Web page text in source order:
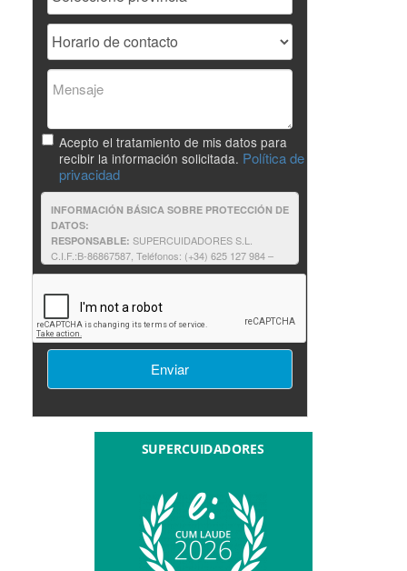
Acepto el tratamiento de mis datos para
recibir la información solicitada. Política de
privacidad
INFORMACIÓN BÁSICA SOBRE PROTECCIÓN DE
DATOS:
RESPONSABLE: SUPERCUIDADORES S.L.
C.I.F.:B-86867587, Teléfonos: (+34) 625 127 984 –
su solicitud de información, así como proporcionarle
cualquier otra relacionada que pudiera resultar de su
interés relativa a formación impartida por
SUPERCUIDADORES.
No comunicamos sus datos fuera
de nuestra organización o empresas afines.
información adicional.
INFORMACIÓN ADICIONAL:Puede consultar la
información adicional y detallada sobrePolítica de